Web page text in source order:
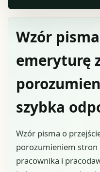
Wzór
emeryturę
szybka
Wzór pisma o
porozumieniem stron
pracownika i